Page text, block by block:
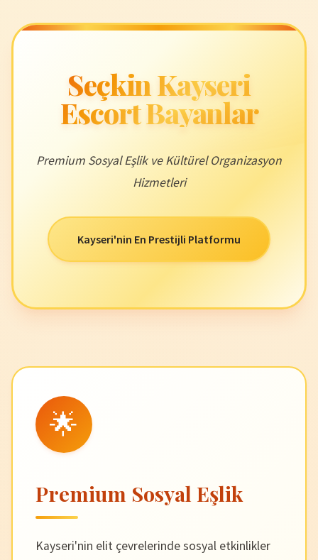
Seçkin Kayseri
Escort Bayanlar
Premium Sosyal Eşlik ve Kültürel Organizasyon
Hizmetleri
Kayseri'nin En Prestijli Platformu
🌟
Premium Sosyal Eşlik
Kayseri'nin elit çevrelerinde sosyal etkinlikler